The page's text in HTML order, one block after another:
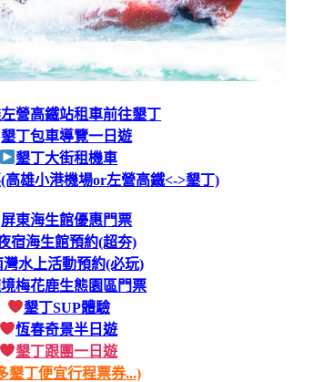
營高鐵站租車前往墾丁
墾丁包車導覽一日遊
墾丁大街租機車
高雄小港機場or左營高鐵<->墾丁)
屏東海生館優惠門票
宿海生館預約(超夯)
灣水上活動預約(必玩)
梅花鹿生態園區門票
墾丁SUP體驗
恆春奇景半日遊
墾丁跟團一日遊
墾丁便宜行程票券...)